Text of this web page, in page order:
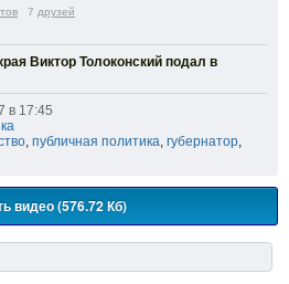
7 друзей
Виктор Толоконский подал в
в 17:45
публичная политика губернатор
видео (576.72 Кб)